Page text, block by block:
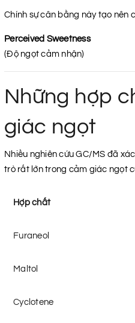
Chính sự cân bằng này tạo nên
Perceived Sweetness
(Độ ngọt cảm nhận)
Những hợp
giác ngọt
Nhiều nghiên cứu GC/MS đã
trò rất lớn trong cảm giác ngọt
Hợp chất
Furaneol
Maltol
Cyclotene